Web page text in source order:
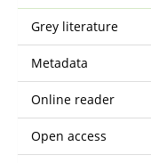
Grey literature
Metadata
Online reader
Open access